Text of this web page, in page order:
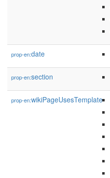
prop-en:date
prop-en:section
prop-en:wikiPageUsesTemplate